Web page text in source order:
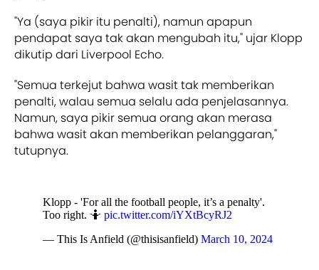
"Ya (saya pikir itu penalti), namun apapun
pendapat saya tak akan mengubah itu," ujar Klopp
dikutip dari Liverpool Echo.
"Semua terkejut bahwa wasit tak memberikan
penalti, walau semua selalu ada penjelasannya.
Namun, saya pikir semua orang akan merasa
bahwa wasit akan memberikan pelanggaran,"
tutupnya.
Klopp - 'For all the football people, it’s a penalty'.
Too right. 🤷 pic.twitter.com/iYXtBcyRJ2
— This Is Anfield (@thisisanfield) March 10, 2024